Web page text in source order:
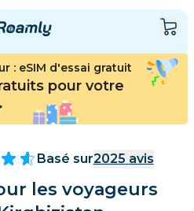
: eSIM d'essai gratuit
pour votre
Basé sur2025 avis
les voyageurs